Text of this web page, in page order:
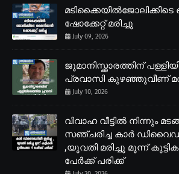
ഷോക്കേറ്റ് മരിച്ചു
July 09, 2026
ജുമാനിസ്ക്കാരത്തിന്
പ്രവാസി കുഴഞ്ഞുവീണ്
July 10, 2026
വിവാഹ വീട്ടിൽ നിന്നും
സഞ്ചരിച്ച കാർ
,യുവതി മരിച്ചു മൂന്ന്
പേർക്ക് പരിക്ക്